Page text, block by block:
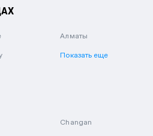
Алматы
Показать еще
Changan